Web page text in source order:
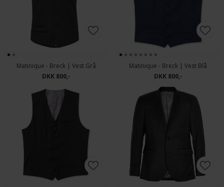
Matinique - Breck | Vest Grå
DKK 800,-
Matinique - Breck | Vest Blå
DKK 800,-